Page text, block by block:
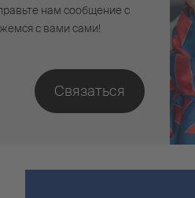
нам сообщение с
с вами сами!